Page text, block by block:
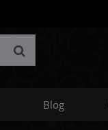
Blog